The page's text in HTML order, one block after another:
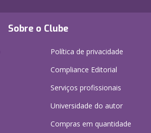
Sobre o Clube
Política de privacidade
Compliance Editorial
Serviços profissionais
Universidade do autor
Compras em quantidade